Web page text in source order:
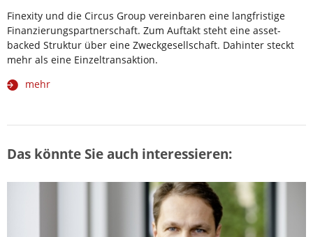
Finexity und die Circus Group vereinbaren eine langfristige
Finanzierungspartnerschaft. Zum Auftakt steht eine asset-
backed Struktur über eine Zweckgesellschaft. Dahinter steckt
mehr als eine Einzeltransaktion.
mehr
Das könnte Sie auch interessieren: